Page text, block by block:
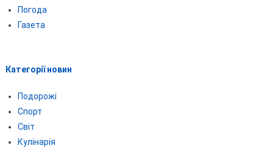
Погода
Газета
Категорії новин
Подорожі
Спорт
Світ
Кулінарія